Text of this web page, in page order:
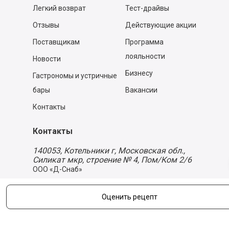
Оценить рецепт
Легкий возврат
Отзывы
Поставщикам
Новости
Гастрономы и устричные
бары
Контакты
Тест-драйвы
Действующие акции
Программа
лояльности
Бизнесу
Вакансии
Контакты
140053, Котельники г, Московская обл.,
Силикат мкр, строение № 4, Пом/Ком 2/6
ООО «Д-Снаб»
+7 495 640 9 640 06:00 - 00:00